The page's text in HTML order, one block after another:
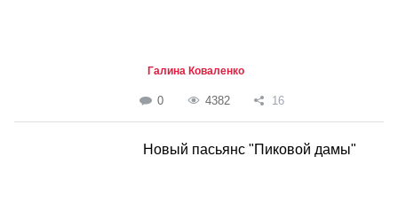
Галина Коваленко
0 4382 16
Новый пасьянс "Пиковой дамы"